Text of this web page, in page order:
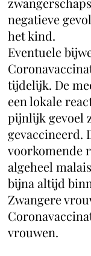
negatieve
het kind.
Eventuele
tijdelijk. De
een lokale
pijnlijk gevoel
gevaccineerd.
voorkomende
algeheel
bijna altijd
Zwangere
vrouwen.